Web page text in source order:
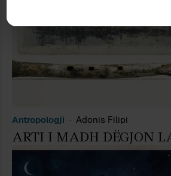
Antropologji Adonis Filipi
ARTI I MADH DËGJON